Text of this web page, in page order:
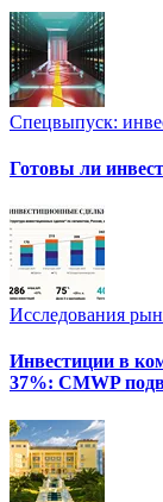
Спецвыпуск:
Готовы ли
Исследования
Инвестиции в
37%: CMWP